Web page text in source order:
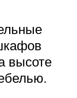
высоте